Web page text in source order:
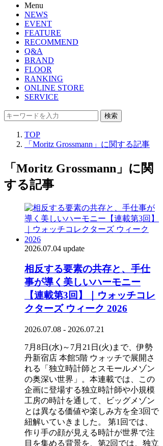
Menu
NEWS
EVENT
FEATURE
RECOMMEND
Q&A
BRAND
FLOOR
RANKING
ONLINE STORE
SERVICE
検索
TOP
「Moritz Grossmann」に関する記事
「Moritz Grossmann」に関
する記事
2026.07.04 update
相反する要素の共存と、手仕
事が導く美しいハーモニー
【連載第3回】｜ウォッチコレ
クターズ ウィーク 2026
2026.07.08 - 2026.07.21
7月8日(水)～7月21日(火)まで、伊勢
丹新宿店 本館5階 ウォッチで展開さ
れる「独立時計師とスモールメゾン
の奥深い世界」。本連載では、この
企画に登場する独立時計師や小規模
工房の時計を通して、ビッグメゾン
とは異なる価値や楽しみ方を全3回で
紐解いていきました。 第1回では、
作り手の顔が見える時計が世界で注
目を集める背景を、第2回では、独立